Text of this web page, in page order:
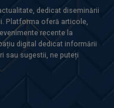
dedicat diseminării
Platforma oferă articole,
recente la
digital dedicat informării
sau sugestii, ne puteți